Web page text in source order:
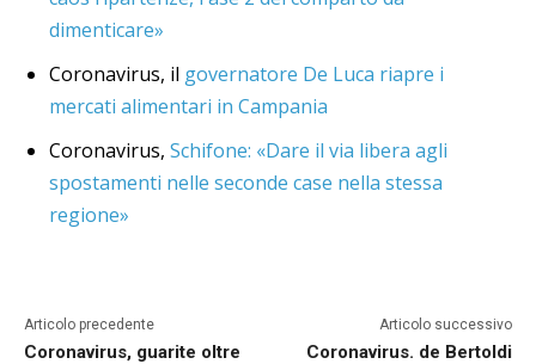
dimenticare»
Coronavirus, il governatore De Luca riapre i
mercati alimentari in Campania
Coronavirus, Schifone: «Dare il via libera agli
spostamenti nelle seconde case nella stessa
regione»
Articolo precedente
Coronavirus, guarite oltre
Articolo successivo
Coronavirus. de Bertoldi